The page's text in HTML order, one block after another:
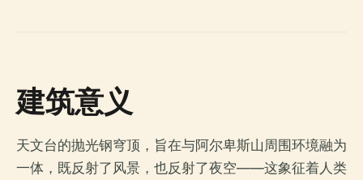
建筑意义
天文台的抛光钢穹顶，旨在与阿尔卑斯山周围环境融为
一体，既反射了风景，也反射了夜空——这象征着人类